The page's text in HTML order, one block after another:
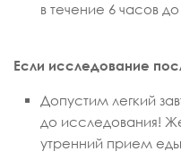
в течение 6 часов
Если исследование
Допустим легкий
до исследования!
утренний прием